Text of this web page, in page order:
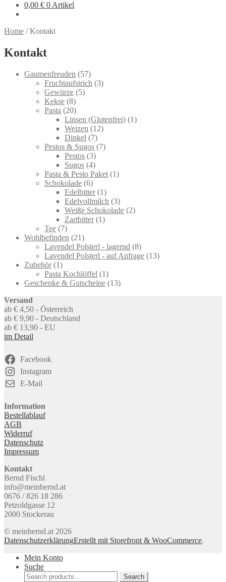
0,00 € 0 Artikel
Home /Kontakt
Kontakt
Gaumenfreuden 5757
products
Fruchtaufstrich 33
Gewürze 55
Kekse 88
products
Pasta 2020
products
Linsen (Glutenfrei) 11
Weizen 1212
Dinkel 77
products
Pestos & Sugos 77
Pestos 33
products
Sugos 44
products
Pasta & Pesto Paket 11
Schokolade 66
products
Edelbitter 11
product
Edelvollmilch 33
products
Weiße Schokolade 22
Zartbitter 11
Tee 77
products
Wohlbefinden 2121
products
Lavendel Polsterl - lagernd 88
products
Lavendel Polsterl - auf Anfrage 1313
Zubehör 11
product
Pasta Kochlöffel 11
product
Geschenke & Gutscheine 1313
Versand
ab € 4,50 - Österreich
ab € 9,90 - Deutschland
ab € 13,90 - EU
im Detail
Facebook
Instagram
E-Mail
Information
Bestellablauf
AGB
Widerruf
Datenschutz
Impressum
Kontakt
Bernd Fischl
info@meinbernd.at
0676 / 826 18 286
Petzoldgasse 12
2000 Stockerau
© meinbernd.at 2026
DatenschutzerklärungErstellt mit Storefront & WooCommerce.
Mein Konto
Suche
Search
Search